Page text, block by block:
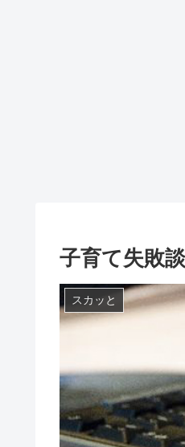
子育て失敗
スカッと